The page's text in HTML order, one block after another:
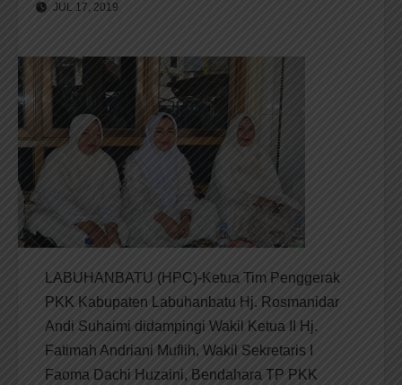
JUL 17, 2019
LABUHANBATU (HPC)-Ketua Tim Penggerak
PKK Kabupaten Labuhanbatu Hj. Rosmanidar
Andi Suhaimi didampingi Wakil Ketua II Hj.
Fatimah Andriani Muflih, Wakil Sekretaris I
Faoma Dachi Huzaini, Bendahara TP PKK